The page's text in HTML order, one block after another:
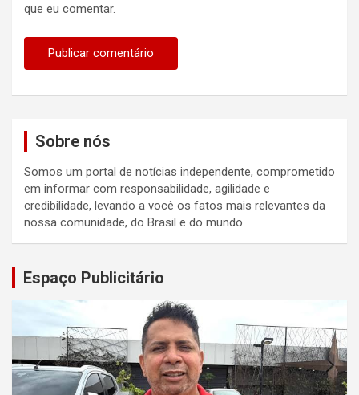
que eu comentar.
Sobre nós
Somos um portal de notícias independente, comprometido
em informar com responsabilidade, agilidade e
credibilidade, levando a você os fatos mais relevantes da
nossa comunidade, do Brasil e do mundo.
Espaço Publicitário